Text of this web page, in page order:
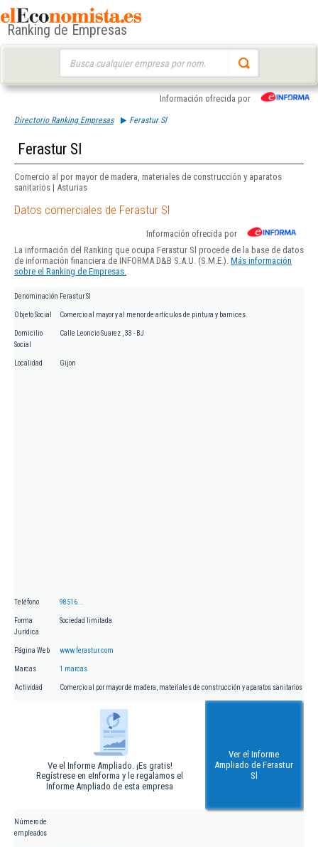
Ranking de Empresas
Información ofrecida por
Directorio Ranking Empresas Ferastur Sl
Ferastur Sl
Comercio al por mayor de madera, materiales de construcción y aparatos
sanitarios | Asturias
Datos comerciales de Ferastur Sl
Información ofrecida por
La información del Ranking que ocupa Ferastur Sl procede de la base de datos
de información financiera de INFORMA D&B S.A.U. (S.M.E.). Más información
sobre el Ranking de Empresas.
Denominación Ferastur Sl
Objeto Social Comercio al mayor y al menor de artículos de pintura y barnices.
Domicilio
Social
Calle Leoncio Suarez , 33 - BJ
Localidad Gijon
Teléfono 98516...
Forma
Jurídica
Sociedad limitada
Página Web www.ferastur.com
Marcas 1 marcas
Actividad Comercio al por mayor de madera, materiales de construcción y aparatos sanitarios
Ve el Informe Ampliado. ¡Es gratis!
Regístrese en eInforma y le regalamos el
Informe Ampliado de esta empresa
Ver el Informe
Ampliado de Ferastur
Sl
Número de
empleados